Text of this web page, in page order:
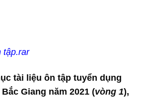
tập.rar
tài liệu ôn tập tuyển dụng
Giang năm 2021 (vòng 1),